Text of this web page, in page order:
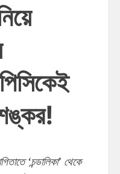
‘চন্ডালিকা’ থেকে